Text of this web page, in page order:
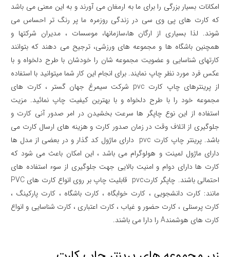
امکانات بسیار بزرگی را برای ما به ارمغان می آورند و به این معنی می باشد
که کارت های پی وی سی در زندگی روزمره ما پر رنگ تر احساس می
شوند. لذا بسیاری از ارگان ها،سازمانها، موسسات ، مدیران شرکتها و
همچنین باشگاه ها و مجموعه های ورزشی، ترجیح می دهند که بتوانند
کارتهای شناسایی و عضویت مجموعه شان را خودشان با طرح دلخواه و با
عکس فرد مورد نظر چاپ نمایند. برای انجام این کار شما میتوانید با استفاده
از پرینترهای چاپ کارت pvc شرکت سیمرغ جهان گستر ، کارت های
مجموعه خود را با طرح دلخواه و با بهترین کیفیت چاپ نمائید. مزیت
استفاده از این نوع چاپگر ها سرعت بخشیدن در امر صدور آنی کارت و
جلوگیری از اتلاف وقت در زمان صدور کارت و هزینه های ارسال کارت می
باشد. پرینتر چاپ کارت pvc دارای ماژول کد گذار و در بعضی از مدل ها
دارای ماژول لمینت و هولوگرام می باشد ، این امکان باعث می شود که
کارت ها دارای دوام و امنیت بالایی جهت جلوگیری از سوء استفاده های
احتمالی باشند. چاپگر کارتpvc قابلیت چاپ بر روی انواع کارت های PVC
مانند: کارت دانشجویی ، کارت خوابگاه ، کارت باشگاه ، کارت پارکینگ ،
کارت پرسنلی ، کارت حضور و غیاب ، کارت اعتباری ، کارت شناسایی و انواع
کارت های هوشمندA را دارا می باشند.